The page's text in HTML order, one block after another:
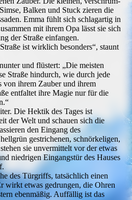
Balken und Stuck zieren die
Emma fühlt sich schlagartig in
mit ihrem Opa lässt sie sich
der Straße einfangen.
ist wirklich besonders“, staunt
und flüstert: „Die meisten
Straße hindurch, wie durch jede
von ihrem Zauber und ihrem
entfaltet ihre Magie nur für die
Die Hektik des Tages ist
der Welt und schauen sich die
den Eingang des
gestrichenen, schnörkeligen,
sie unvermittelt vor der etwas
niedrigen Eingangstür des Hauses
des Türgriffs, tatsächlich einen
wirkt etwas gedrungen, die Ohren
ebenmäßig. Auffällig ist das